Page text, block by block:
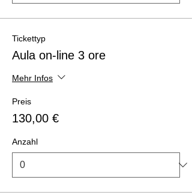
Tickettyp
Aula on-line 3 ore
Mehr Infos
Preis
130,00 €
Anzahl